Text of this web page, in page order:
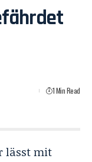
1 Min Read
lässt mit